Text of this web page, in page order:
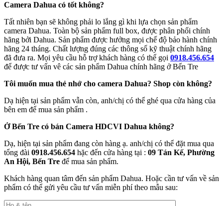
Camera Dahua có tốt không?
Tất nhiên bạn sẽ không phải lo lắng gì khi lựa chọn sản phẩm
camera Dahua. Toàn bộ sản phẩm full box, được phân phối chính
hãng bởi Dahua. Sản phẩm được hưởng mọi chế độ bảo hành chính
hãng 24 tháng. Chất lượng đúng các thông số kỹ thuật chính hãng
đã đưa ra. Mọi yêu cầu hỗ trợ khách hàng có thể gọi 0918.456.654
để được tư vấn vê các sản phẩm Dahua chính hãng ở Bến Tre
Tôi muốn mua thẻ nhớ cho camera Dahua? Shop còn không?
Dạ hiện tại sản phẩm vẫn còn, anh/chị có thể ghé qua cửa hàng của
bên em để mua sản phẩm .
Ở Bến Tre có bán Camera HDCVI Dahua không?
Dạ, hiện tại sản phẩm đang còn hàng ạ. anh/chị có thể đặt mua qua
tổng đài 0918.456.654 hặc đến cửa hàng tại : 09 Tán Kế, Phường
An Hội, Bến Tre để mua sản phẩm.
Khách hàng quan tâm đến sản phẩm Dahua. Hoặc cần tư vấn về sản
phẩm có thể gửi yêu cầu tư vấn miễn phí theo mẫu sau: